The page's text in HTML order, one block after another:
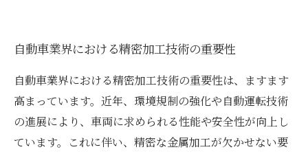
自動車業界における精密加工技術の重要性
自動車業界における精密加工技術の重要性は、ますます
高まっています。近年、環境規制の強化や自動運転技術
の進展により、車両に求められる性能や安全性が向上し
ています。これに伴い、精密な金属加工が欠かせない要